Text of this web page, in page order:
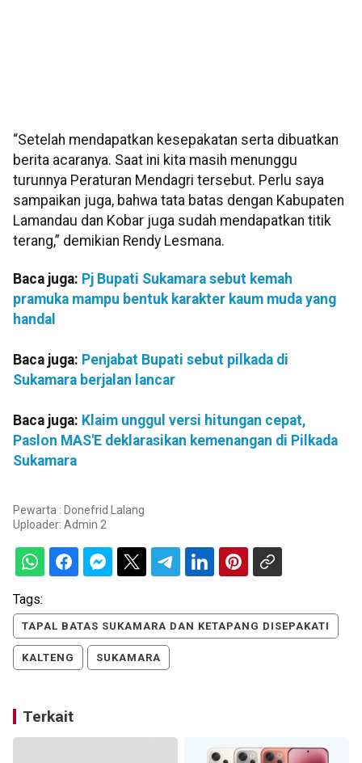
“Setelah mendapatkan kesepakatan serta dibuatkan
berita acaranya. Saat ini kita masih menunggu
turunnya Peraturan Mendagri tersebut. Perlu saya
sampaikan juga, bahwa tata batas dengan Kabupaten
Lamandau dan Kobar juga sudah mendapatkan titik
terang,” demikian Rendy Lesmana.
Baca juga: Pj Bupati Sukamara sebut kemah
pramuka mampu bentuk karakter kaum muda yang
handal
Baca juga: Penjabat Bupati sebut pilkada di
Sukamara berjalan lancar
Baca juga: Klaim unggul versi hitungan cepat,
Paslon MAS'E deklarasikan kemenangan di Pilkada
Sukamara
Pewarta : Donefrid Lalang
Uploader: Admin 2
Tags:
TAPAL BATAS SUKAMARA DAN KETAPANG DISEPAKATI
KALTENG SUKAMARA
Terkait